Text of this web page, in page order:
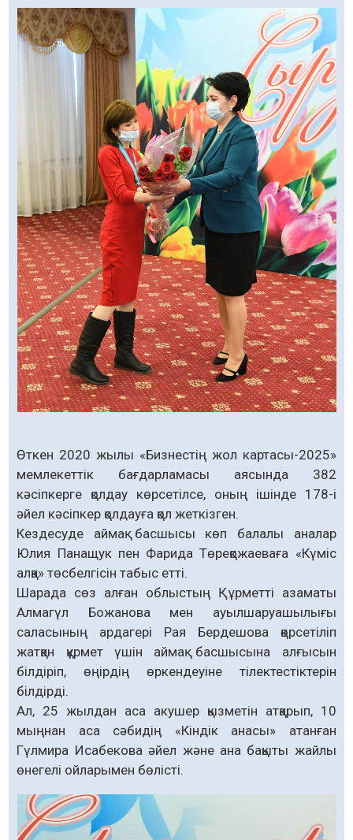
Өткен 2020 жылы «Бизнестің жол картасы-2025»
мемлекеттік бағдарламасы аясында 382
кәсіпкерге қолдау көрсетілсе, оның ішінде 178-і
әйел кәсіпкер қолдауға қол жеткізген.
Кездесуде аймақ басшысы көп балалы аналар
Юлия Панащук пен Фарида Төреқожаеваға «Күміс
алқа» төсбелгісін табыс етті.
Шарада сөз алған облыстың Құрметті азаматы
Алмагүл Божанова мен ауылшаруашылығы
саласының ардагері Рая Бердешова қөрсетіліп
жатқан құрмет үшін аймақ басшысына алғысын
білдіріп, өңірдің өркендеуіне тілектестіктерін
білдірді.
Ал, 25 жылдан аса акушер қызметін атқарып, 10
мыңнан аса сәбидің «Кіндік анасы» атанған
Гүлмира Исабекова әйел және ана бақыты жайлы
өнегелі ойларымен бөлісті.